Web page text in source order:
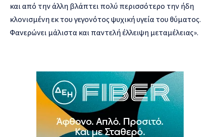
και από την άλλη βλάπτει πολύ περισσότερο την ήδη
κλονισμένη εκ του γεγονότος ψυχική υγεία του θύματος.
Φανερώνει μάλιστα και παντελή έλλειψη μεταμέλειας».